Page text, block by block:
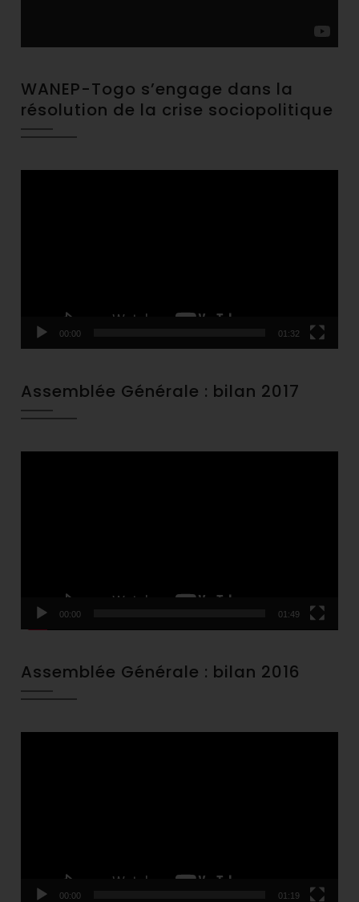
WANEP-Togo s’engage dans la
résolution de la crise sociopolitique
00:00 01:32
Assemblée Générale : bilan 2017
00:00 01:49
Assemblée Générale : bilan 2016
00:00 01:19